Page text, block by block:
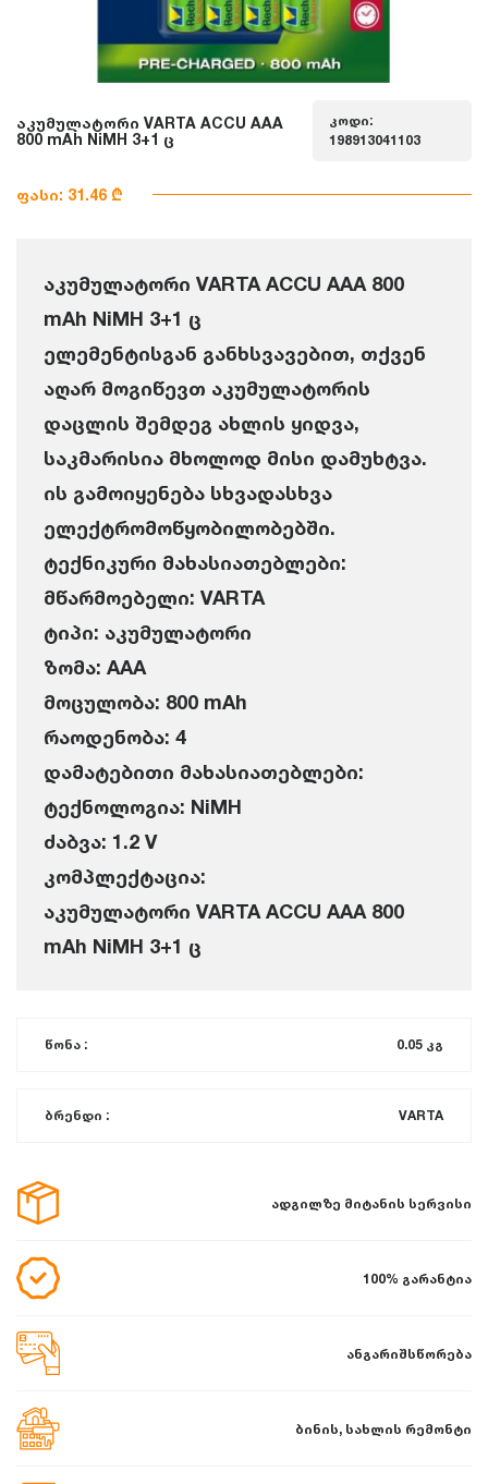
აკუმულატორი VARTA ACCU AAA
800 mAh NiMH 3+1 ც
კოდი:
198913041103
ფასი: 31.46 ₾
აკუმულატორი VARTA ACCU AAA 800
mAh NiMH 3+1 ც
ელემენტისგან განხსვავებით, თქვენ
აღარ მოგიწევთ აკუმულატორის
დაცლის შემდეგ ახლის ყიდვა,
საკმარისია მხოლოდ მისი დამუხტვა.
ის გამოიყენება სხვადასხვა
ელექტრომოწყობილობებში.
ტექნიკური მახასიათებლები:
მწარმოებელი: VARTA
ტიპი: აკუმულატორი
ზომა: AAA
მოცულობა: 800 mAh
რაოდენობა: 4
დამატებითი მახასიათებლები:
ტექნოლოგია: NiMH
ძაბვა: 1.2 V
კომპლექტაცია:
აკუმულატორი VARTA ACCU AAA 800
mAh NiMH 3+1 ც
წონა : 0.05 კგ
ბრენდი : VARTA
ადგილზე მიტანის სერვისი
100% გარანტია
ანგარიშსწორება
ბინის, სახლის რემონტი